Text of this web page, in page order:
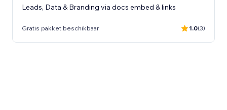
Leads, Data & Branding via docs embed & links
Gratis pakket beschikbaar 1.0(3)